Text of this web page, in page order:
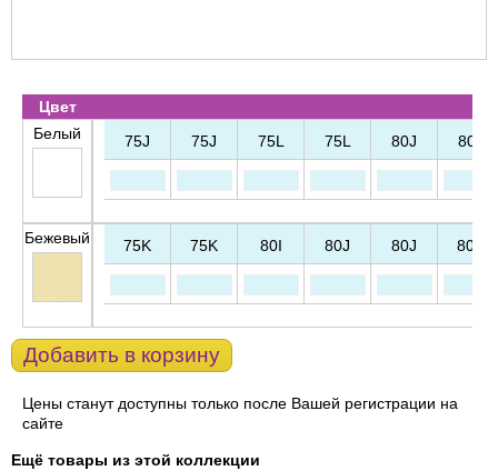
Цвет
Белый
75J 75J 75L 75L 80J 80J
Бежевый 75K 75K 80I 80J 80J 80K
Добавить в корзину
Цены станут доступны только после Вашей регистрации на
сайте
Ещё товары из этой коллекции